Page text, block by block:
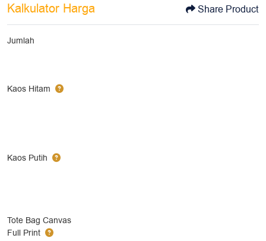
Kalkulator Harga Share Product
Jumlah
Kaos Hitam
Kaos Putih
Tote Bag Canvas
Full Print